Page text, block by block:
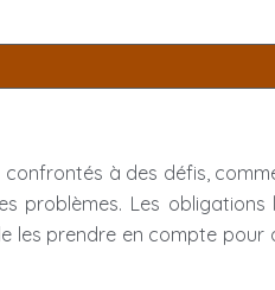
à des défis,
problèmes. Les
prendre en compte